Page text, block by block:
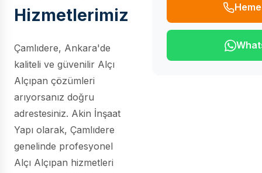
Hizmetlerimiz
Çamlıdere, Ankara'de
kaliteli ve güvenilir Alçı
Alçıpan çözümleri
arıyorsanız doğru
adrestesiniz. Akin İnşaat
Yapı olarak, Çamlıdere
genelinde profesyonel
Alçı Alçıpan hizmetleri